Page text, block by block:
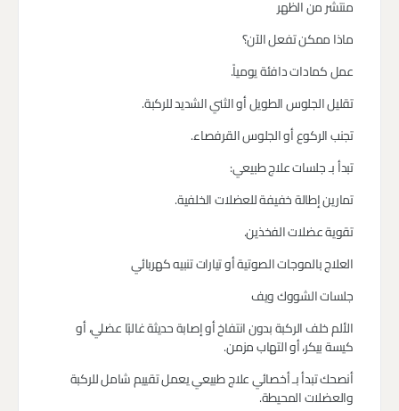
منتشر من الظهر
ماذا ممكن تفعل الآن؟
عمل كمادات دافئة يومياً.
تقليل الجلوس الطويل أو الثني الشديد للركبة.
تجنب الركوع أو الجلوس القرفصاء.
تبدأ بـ جلسات علاج طبيعي:
تمارين إطالة خفيفة للعضلات الخلفية.
تقوية عضلات الفخذين.
العلاج بالموجات الصوتية أو تيارات تنبيه كهربائي
جلسات الشووك ويف
الألم خلف الركبة بدون انتفاخ أو إصابة حديثة غالبًا عضلي، أو
كيسة بيكر، أو التهاب مزمن.
أنصحك تبدأ بـ أخصائي علاج طبيعي يعمل تقييم شامل للركبة
والعضلات المحيطة.